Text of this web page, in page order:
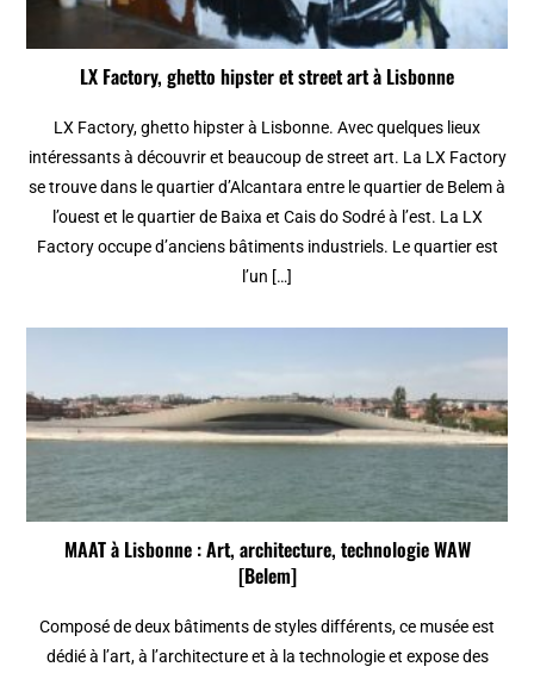
LX Factory, ghetto hipster et street art à Lisbonne
LX Factory, ghetto hipster à Lisbonne. Avec quelques lieux
intéressants à découvrir et beaucoup de street art. La LX Factory
se trouve dans le quartier d’Alcantara entre le quartier de Belem à
l’ouest et le quartier de Baixa et Cais do Sodré à l’est. La LX
Factory occupe d’anciens bâtiments industriels. Le quartier est
l’un […]
MAAT à Lisbonne : Art, architecture, technologie WAW
[Belem]
Composé de deux bâtiments de styles différents, ce musée est
dédié à l’art, à l’architecture et à la technologie et expose des